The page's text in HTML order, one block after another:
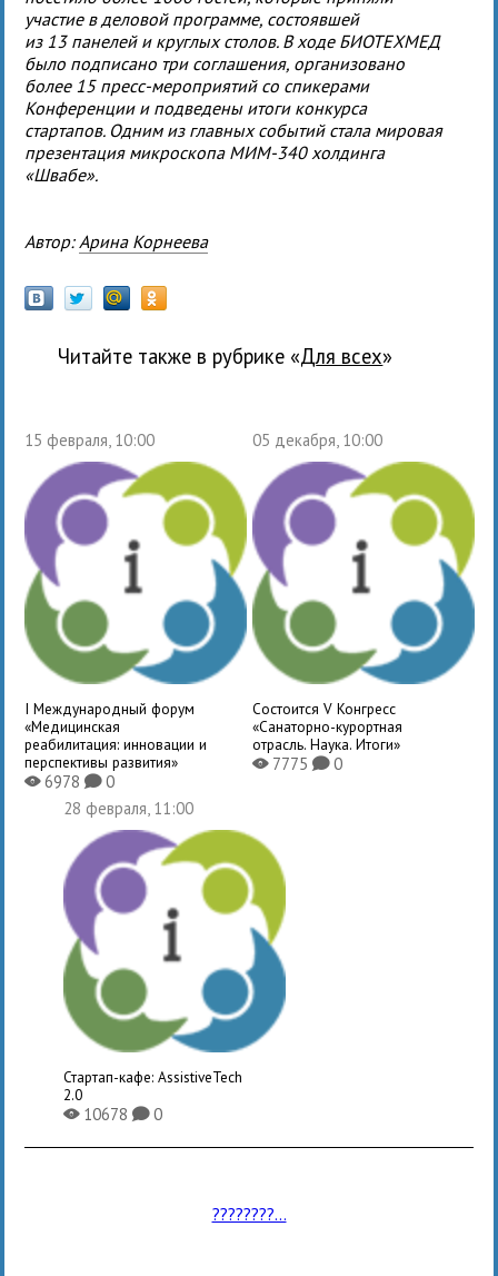
участие в деловой программе, состоявшей
из 13 панелей и круглых столов. В ходе БИОТЕХМЕД
было подписано три соглашения, организовано
более 15 пресс-мероприятий со спикерами
Конференции и подведены итоги конкурса
стартапов. Одним из главных событий стала мировая
презентация микроскопа МИМ-340 холдинга
«Швабе».
Автор: Арина Корнеева
Читайте также в рубрике « для всех»
15 февраля, 10:00
I Международный форум
«Медицинская
реабилитация: инновации и
перспективы развития»
X6978K0
05 декабря, 10:00
Состоится V Конгресс
«Санаторно-курортная
отрасль. Наука. Итоги»
X7775 K0
28 февраля, 11:00
Стартап-кафе: AssistiveTech
2.0
X10678K0
????????...